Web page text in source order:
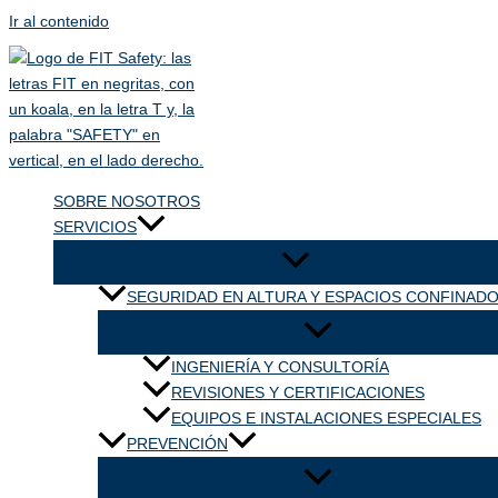
Ir al contenido
SOBRE NOSOTROS
SERVICIOS
SEGURIDAD EN ALTURA Y ESPACIOS
INGENIERÍA Y CONSULTORÍA
REVISIONES Y CERTIFICACIONES
EQUIPOS E INSTALACIONES ESPECIALES
PREVENCIÓN